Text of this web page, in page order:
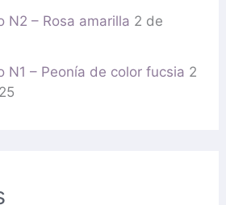
N2 – Rosa amarilla 2 de
N1 – Peonía de color fucsia 2